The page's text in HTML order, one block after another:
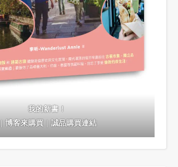
我的新書！
｜博客來購買｜誠品購買連結